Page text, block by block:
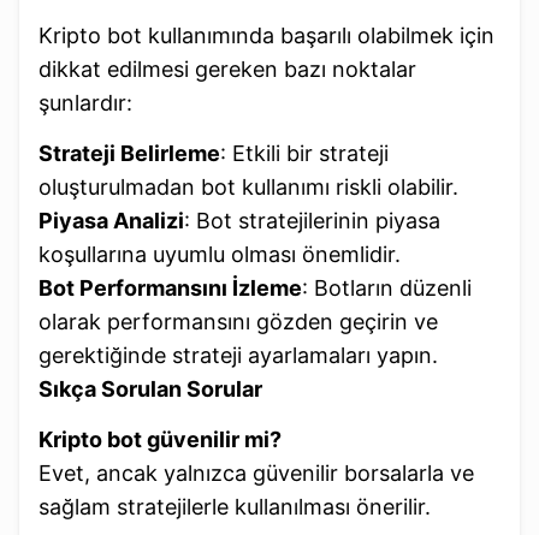
Kripto bot kullanımında başarılı olabilmek için
dikkat edilmesi gereken bazı noktalar
şunlardır:
Strateji Belirleme: Etkili bir strateji
oluşturulmadan bot kullanımı riskli olabilir.
Piyasa Analizi: Bot stratejilerinin piyasa
koşullarına uyumlu olması önemlidir.
Bot Performansını İzleme: Botların düzenli
olarak performansını gözden geçirin ve
gerektiğinde strateji ayarlamaları yapın.
Sıkça Sorulan Sorular
Kripto bot güvenilir mi?
Evet, ancak yalnızca güvenilir borsalarla ve
sağlam stratejilerle kullanılması önerilir.